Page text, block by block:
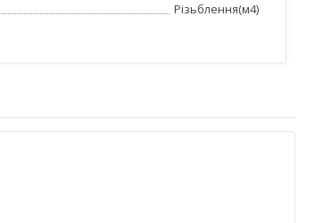
Різьблення(м4)